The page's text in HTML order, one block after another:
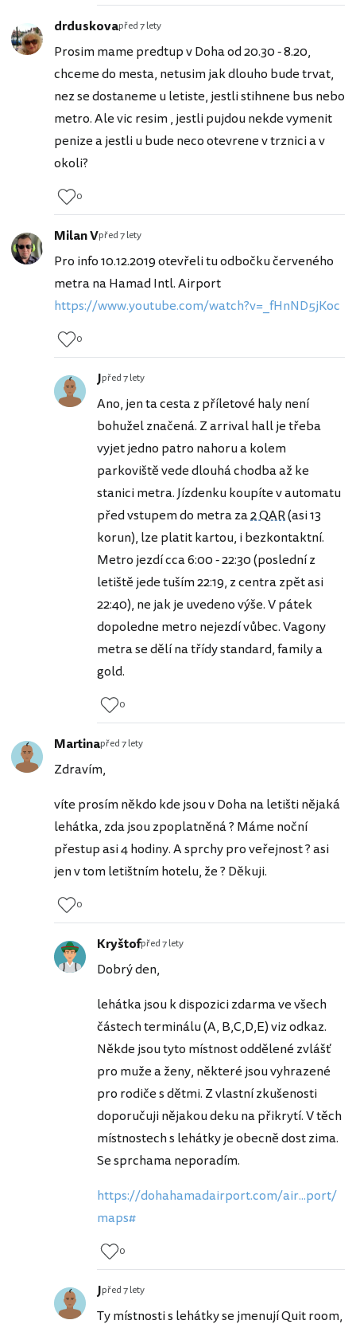
drduskovapřed 7 lety
Prosim mame predtup v Doha od 20.30 - 8.20,
chceme do mesta, netusim jak dlouho bude trvat,
nez se dostaneme u letiste, jestli stihnene bus nebo
metro. Ale vic resim , jestli pujdou nekde vymenit
penize a jestli u bude neco otevrene v trznici a v
okoli?
0
Milan Vpřed 7 lety
Pro info 10.12.2019 otevřeli tu odbočku červeného
metra na Hamad Intl. Airport
https://www.youtube.com/watch?v=_fHnND5jKoc
0
Jpřed 7 lety
Ano, jen ta cesta z příletové haly není
bohužel značená. Z arrival hall je třeba
vyjet jedno patro nahoru a kolem
parkoviště vede dlouhá chodba až ke
stanici metra. Jízdenku koupíte v automatu
před vstupem do metra za2 QAR(asi 13
korun), lze platit kartou, i bezkontaktní.
Metro jezdí cca 6:00 - 22:30 (poslední z
letiště jede tuším 22:19, z centra zpět asi
22:40), ne jak je uvedeno výše. V pátek
dopoledne metro nejezdí vůbec. Vagony
metra se dělí na třídy standard, family a
gold.
0
Martinapřed 7 lety
Zdravím,
víte prosím někdo kde jsou v Doha na letišti nějaká
lehátka, zda jsou zpoplatněná ? Máme noční
přestup asi 4 hodiny. A sprchy pro veřejnost ? asi
jen v tom letištním hotelu, že ? Děkuji.
0
Kryštofpřed 7 lety
Dobrý den,
lehátka jsou k dispozici zdarma ve všech
částech terminálu (A, B,C,D,E) viz odkaz.
Někde jsou tyto místnost oddělené zvlášť
pro muže a ženy, některé jsou vyhrazené
pro rodiče s dětmi. Z vlastní zkušenosti
doporučuji nějakou deku na přikrytí. V těch
místnostech s lehátky je obecně dost zima.
Se sprchama neporadím.
https://dohahamadairport.com/air...port/
maps#
0
Jpřed 7 lety
Ty místnosti s lehátky se jmenují Quit room,